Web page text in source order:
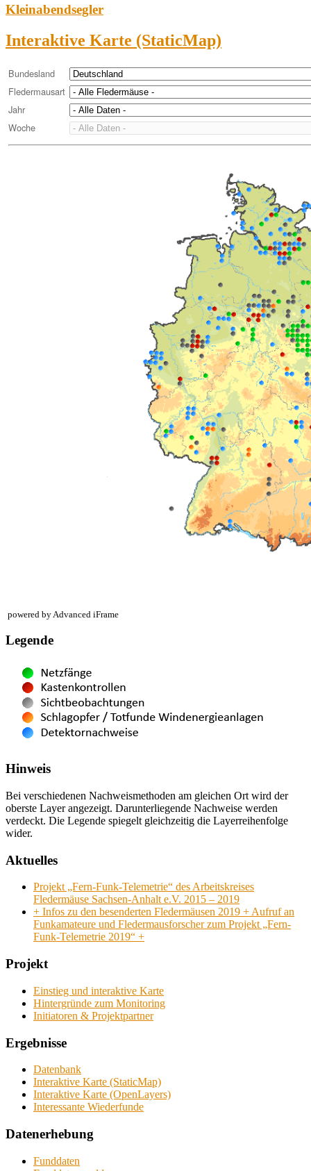
Kleinabendsegler
Interaktive Karte (StaticMap)
powered by Advanced iFrame
Legende
Hinweis
Bei verschiedenen Nachweismethoden am gleichen Ort wird der
oberste Layer angezeigt. Darunterliegende Nachweise werden
verdeckt. Die Legende spiegelt gleichzeitig die Layerreihenfolge
wider.
Aktuelles
Projekt „Fern-Funk-Telemetrie“ des Arbeitskreises
Fledermäuse Sachsen-Anhalt e.V. 2015 – 2019
+ Infos zu den besenderten Fledermäusen 2019 + Aufruf an
Funkamateure und Fledermausforscher zum Projekt „Fern-
Funk-Telemetrie 2019“ +
Projekt
Einstieg und interaktive Karte
Hintergründe zum Monitoring
Initiatoren & Projektpartner
Ergebnisse
Datenbank
Interaktive Karte (StaticMap)
Interaktive Karte (OpenLayers)
Interessante Wiederfunde
Datenerhebung
Funddaten